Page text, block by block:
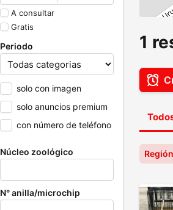
A consultar
Gratis
Periodo
solo con imagen
solo anuncios premium
con número de teléfono
Núcleo zoológico
N° anilla/microchip
1